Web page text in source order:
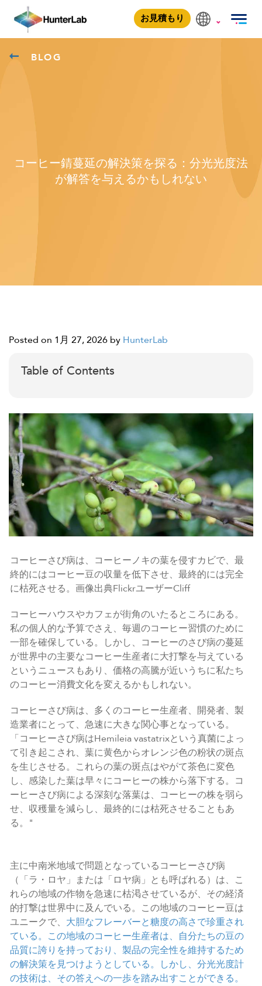
お見積もり
BLOG
コーヒー錆蔓延の解決策を探る：分光光度法
が解答を与えるかもしれない
Posted on 1月 27, 2026 by HunterLab
Table of Contents
コーヒーさび病は、コーヒーノキの葉を侵すカビで、最
終的にはコーヒー豆の収量を低下させ、最終的には完全
に枯死させる。画像出典FlickrユーザーCliff
コーヒーハウスやカフェが街角のいたるところにある。
私の個人的な予算でさえ、毎週のコーヒー習慣のために
一部を確保している。しかし、コーヒーのさび病の蔓延
が世界中の主要なコーヒー生産者に大打撃を与えている
というニュースもあり、価格の高騰が近いうちに私たち
のコーヒー消費文化を変えるかもしれない。
コーヒーさび病は、多くのコーヒー生産者、開発者、製
造業者にとって、急速に大きな関心事となっている。
「コーヒーさび病はHemileia vastatrixという真菌によっ
て引き起こされ、葉に黄色からオレンジ色の粉状の斑点
を生じさせる。これらの葉の斑点はやがて茶色に変色
し、感染した葉は早々にコーヒーの株から落下する。コ
ーヒーさび病による深刻な落葉は、コーヒーの株を弱ら
せ、収穫量を減らし、最終的には枯死させることもあ
る。"
主に中南米地域で問題となっているコーヒーさび病
（「ラ・ロヤ」または「ロヤ病」とも呼ばれる）は、こ
れらの地域の作物を急速に枯渇させているが、その経済
的打撃は世界中に及んでいる。この地域のコーヒー豆は
ユニークで、 大胆なフレーバーと糖度の高さで珍重され
ている。この地域のコーヒー生産者は、自分たちの豆の
品質に誇りを持っており、製品の完全性を維持するため
の解決策を見つけようとしている。しかし、分光光度計
の技術は、その答えへの一歩を踏み出すことができる。